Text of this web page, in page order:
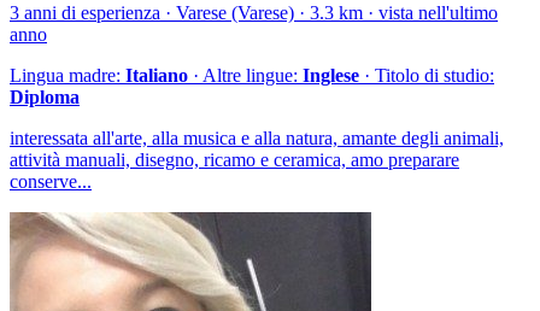
3 anni di esperienza · Varese (Varese) · 3.3 km · vista nell'ultimo
anno
Lingua madre: Italiano · Altre lingue: Inglese · Titolo di studio:
Diploma
interessata all'arte, alla musica e alla natura, amante degli animali,
attività manuali, disegno, ricamo e ceramica, amo preparare
conserve...